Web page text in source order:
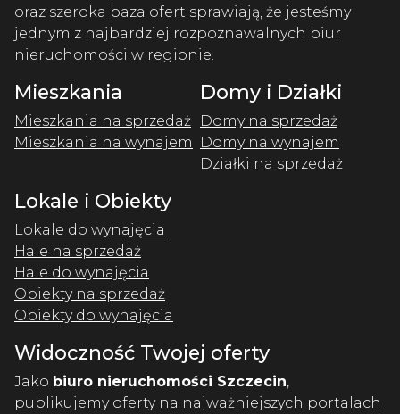
oraz szeroka baza ofert sprawiają, że jesteśmy
jednym z najbardziej rozpoznawalnych biur
nieruchomości w regionie.
Mieszkania
Mieszkania na sprzedaż
Mieszkania na wynajem
Domy i Działki
Domy na sprzedaż
Domy na wynajem
Działki na sprzedaż
Lokale i Obiekty
Lokale do wynajęcia
Hale na sprzedaż
Hale do wynajęcia
Obiekty na sprzedaż
Obiekty do wynajęcia
Widoczność Twojej oferty
Jako biuro nieruchomości Szczecin
publikujemy oferty na najważniejszych portalach